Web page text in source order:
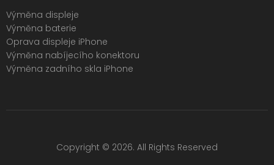
Výměna displeje
Výměna baterie
Oprava displeje iPhone
Výměna nabíjecího konektoru
Výměna zadního skla iPhone
Copyright © 2026. All Rights Reserved